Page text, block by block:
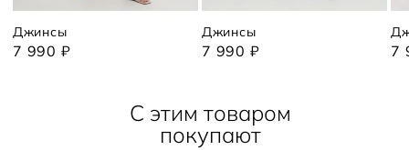
Джинсы
7 990 ₽
Джинсы
7 990 ₽ 7
С этим товаром
покупают